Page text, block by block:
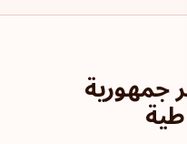
جمهورية